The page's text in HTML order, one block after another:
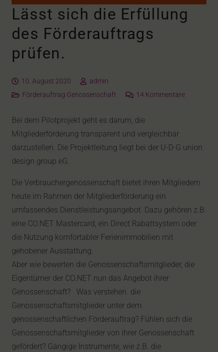
Lässt sich die Erfüllung
des Förderauftrags
prüfen.
10. August 2020
admin
Förderauftrag Genossenschaft
14 Kommentare
Bei dem Pilotprojekt geht es darum, die
Mitgliederförderung transparent und vergleichbar
darzustellen. Die Projektleitung liegt bei der U-D-G union
design group eG.
Die Verbrauchergenossenschaft bietet ihren Mitgliedern
heute im Rahmen der Mitgliederförderung ein
umfassendes Dienstleistungsangebot. Dazu gehören z.B.
eine CO.NET Mastercard, ein Direct Rabattsystem oder
die Nutzung komfortabler Ferienimmobilien mit
gehobener Ausstattung.
Aber wie bewerten die Genossenschaftsmitglieder, die
Eigentümer der CO.NET nun das Angebot ihrer
Genossenschaft? Was verstehen die
Genossenschaftsmitglieder unter dem
genossenschaftlichen Förderauftrag? Fühlen sich die
Genossenschaftsmitglieder von ihrer Genossenschaft
gefördert? Gängige Instrumente, wie z.B. die